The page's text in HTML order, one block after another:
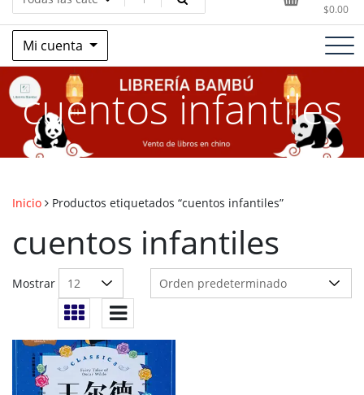
$0.00
Mi cuenta
cuentos infantiles
Inicio Productos etiquetados “cuentos infantiles”
cuentos infantiles
Mostrar